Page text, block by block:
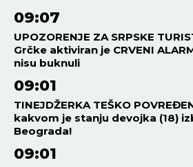
09:07
UPOZORENJE ZA SRPSKE
Grčke aktiviran je CRVENI
nisu buknuli
09:01
TINEJDŽERKA TEŠKO
kakvom je stanju devojka (18)
Beograda!
09:01